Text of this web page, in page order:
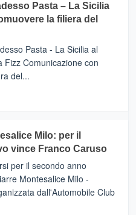
Pasta – La Sicilia
la filiera del
Pasta - La Sicilia al
Fizz Comunicazione con
del...
Milo: per il
vince Franco Caruso
per il secondo anno
Montesalice Milo -
dall'Automobile Club